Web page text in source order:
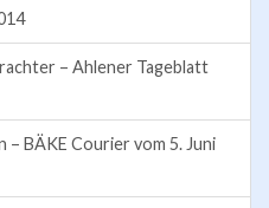
– Ahlener Tageblatt
– BÄKE Courier vom 5. Juni